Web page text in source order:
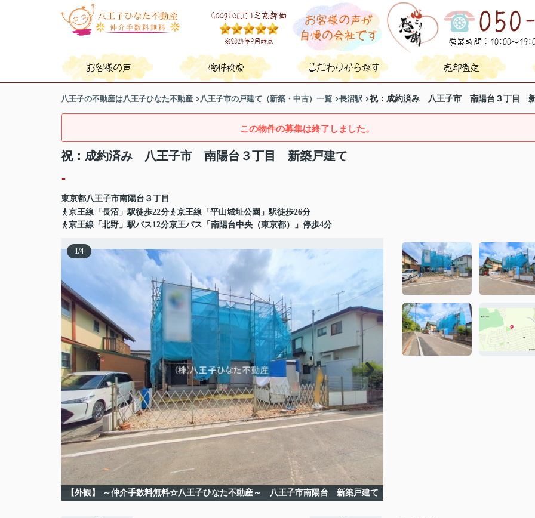
八王子の不動産は八王子ひなた不動産 八王子市の戸建て（新築・中古）一覧 長沼駅 祝：成約済み 八王子市 南陽台３丁目
この物件の募集は終了しました。
祝：成約済み 八王子市 南陽台３丁目 新築戸建て
-
東京都八王子市南陽台 ３丁目
京王線「長沼」駅徒歩22分
京王線「平山城址公園」駅徒歩26分
京王線「北野」駅バス12分京王バス「南陽台中央（東京都）」停歩4分
1/4
【外観】 ～仲介手数料無料☆八王子ひなた不動産～ 八王子市南陽台 新築戸建て